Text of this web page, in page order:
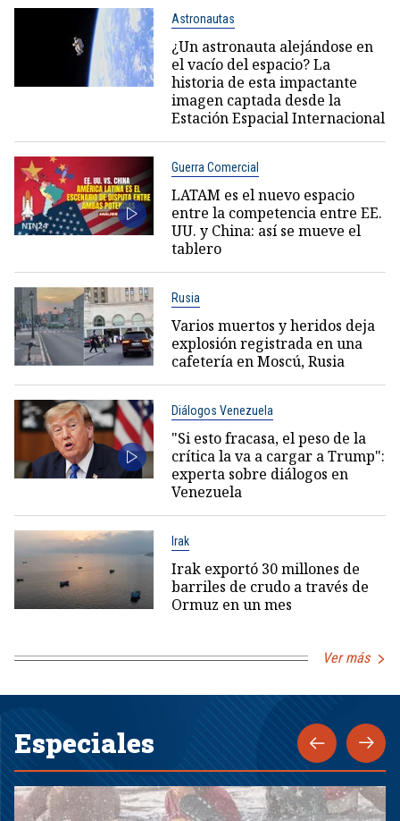
Astronautas
¿Un astronauta alejándose en
el vacío del espacio? La
historia de esta impactante
imagen captada desde la
Estación Espacial Internacional
Guerra Comercial
LATAM es el nuevo espacio
entre la competencia entre EE.
UU. y China: así se mueve el
tablero
Rusia
Varios muertos y heridos deja
explosión registrada en una
cafetería en Moscú, Rusia
Diálogos Venezuela
"Si esto fracasa, el peso de la
crítica la va a cargar a Trump":
experta sobre diálogos en
Venezuela
Irak
Irak exportó 30 millones de
barriles de crudo a través de
Ormuz en un mes
Ver más
Especiales